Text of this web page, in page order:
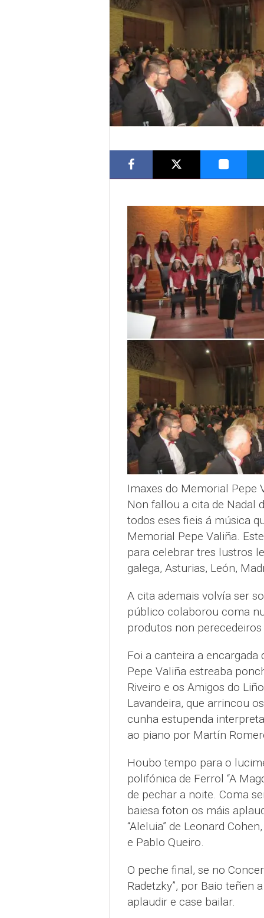
Imaxes do Memorial Pepe
Non fallou a cita de Nadal
todos eses fieis á música
Memorial Pepe Valiña.
para celebrar tres lustros
galega, Asturias, León,
A cita ademais volvía ser
público colaborou coma
produtos non
Foi a canteira a encargada
Pepe Valiña estreaba
Riveiro e os Amigos do
Lavandeira, que arrincou
cunha estupenda
ao piano por Martín
Houbo tempo para o
polifónica de Ferrol “A
de pechar a noite. Coma
baiesa foton os máis
“Aleluia” de Leonard
e Pablo Queiro.
O peche final, se no
Radetzky”, por Baio teñen
aplaudir e case bailar.